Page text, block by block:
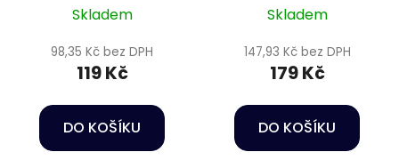
Skladem
98,35 Kč bez DPH
119 Kč
DO KOŠÍKU
Skladem
147,93 Kč bez DPH
179 Kč
DO KOŠÍKU